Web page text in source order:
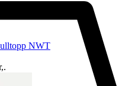
NWT
,.